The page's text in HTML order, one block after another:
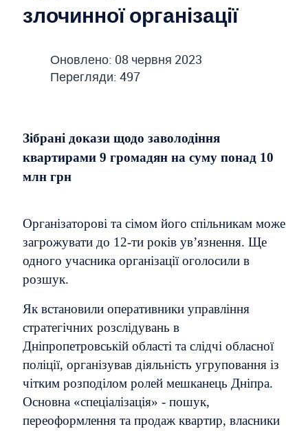
злочинної організації
Оновлено: 08 червня 2023
Перегляди: 497
Зібрані докази щодо заволодіння
квартирами 9 громадян на суму понад 10
млн грн
Організаторові та сімом його спільникам може
загрожувати до 12-ти років ув’язнення. Ще
одного учасника організації оголосили в
розшук.
Як встановили оперативники управління
стратегічних розслідувань в
Дніпропетровській області та слідчі обласної
поліції, організував діяльність угруповання із
чітким розподілом ролей мешканець Дніпра.
Основна «спеціалізація» - пошук,
переоформлення та продаж квартир, власники